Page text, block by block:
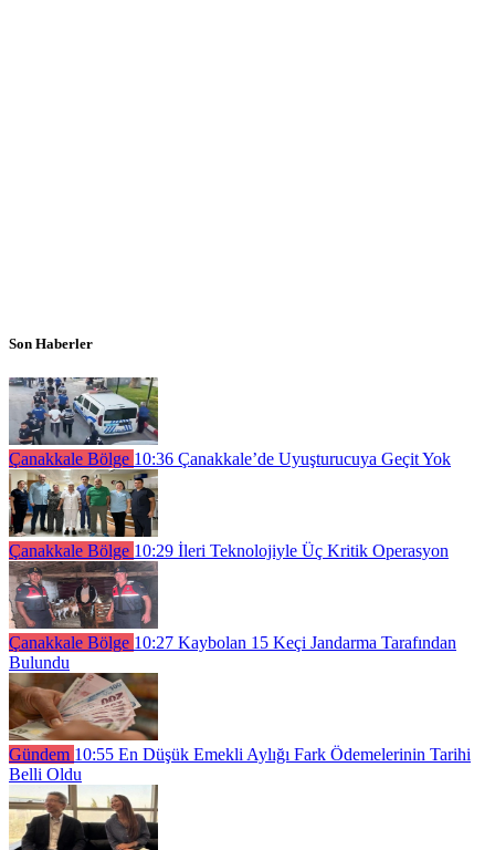
Son Haberler
Çanakkale Bölge 10:36 Çanakkale’de Uyuşturucuya Geçit Yok
Çanakkale Bölge 10:29 İleri Teknolojiyle Üç Kritik Operasyon
Çanakkale Bölge 10:27 Kaybolan 15 Keçi Jandarma Tarafından
Bulundu
Gündem 10:55 En Düşük Emekli Aylığı Fark Ödemelerinin Tarihi
Belli Oldu